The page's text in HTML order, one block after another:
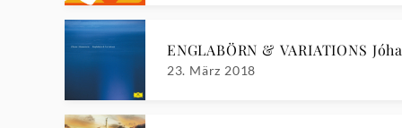
ENGLABÖRN & VARIATIONS
23. März 2018